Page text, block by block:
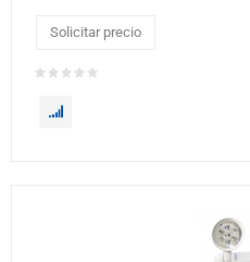
Solicitar precio